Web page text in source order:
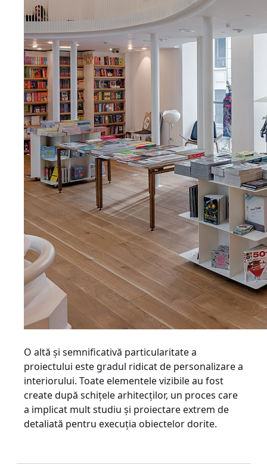
O altă şi semnificativă particularitate a
proiectului este gradul ridicat de personalizare a
interiorului. Toate elementele vizibile au fost
create după schiţele arhitecţilor, un proces care
a implicat mult studiu şi proiectare extrem de
detaliată pentru execuţia obiectelor dorite.